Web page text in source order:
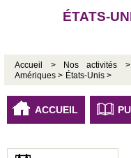
ÉTATS-
Accueil > Nos activités >
Amériques > États-Unis >
ACCUEIL